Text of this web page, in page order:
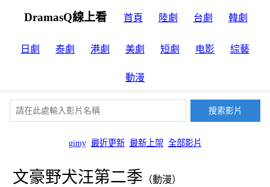
DramasQ線上看 首頁 陸劇 台劇 韓劇
日劇 泰劇 港劇 美劇 短劇 电影 綜藝
動漫
gimy 最近更新 最新上架 全部影片
文豪野犬汪第二季 （動漫）